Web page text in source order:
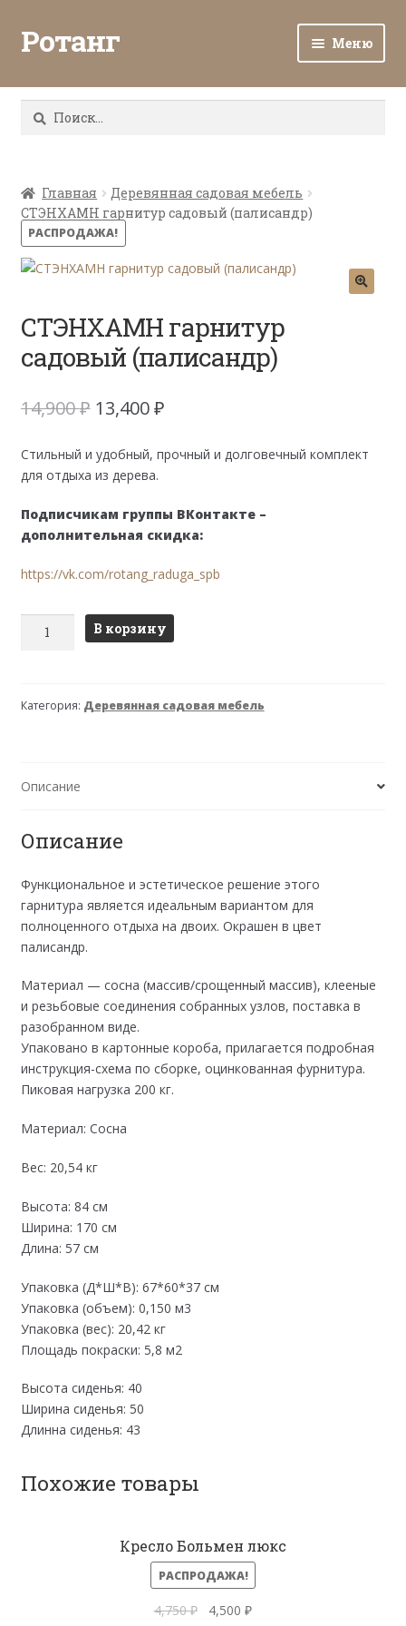
Ротанг Меню
Каталог
Все о ротанге
Ротанг оптом
Контакты
Найти:
Главная
Деревянная садовая мебель
СТЭНХАМН гарнитур садовый (палисандр)
РАСПРОДАЖА!
СТЭНХАМН гарнитур
садовый (палисандр)
14,900₽ Первоначальная
составляла
14,900 ₽.
13,400₽Текущая
13,400 ₽.
Стильный и удобный, прочный и долговечный комплект
для отдыха из дерева.
Подписчикам группы ВКонтакте –
дополнительная скидка:
https://vk.com/rotang_raduga_spb
Количество
садовый
В корзину
Категория: Деревянная садовая мебель
Описание
Описание
Функциональное и эстетическое решение этого
гарнитура является идеальным вариантом для
полноценного отдыха на двоих. Окрашен в цвет
палисандр.
Материал — сосна (массив/срощенный массив), клееные
и резьбовые соединения собранных узлов, поставка в
разобранном виде.
Упаковано в картонные короба, прилагается подробная
инструкция-схема по сборке, оцинкованная фурнитура.
Пиковая нагрузка 200 кг.
Материал: Сосна
Вес: 20,54 кг
Высота: 84 см
Ширина: 170 см
Длина: 57 см
Упаковка (Д*Ш*В): 67*60*37 см
Упаковка (объем): 0,150 м3
Упаковка (вес): 20,42 кг
Площадь покраски: 5,8 м2
Высота сиденья: 40
Ширина сиденья: 50
Длинна сиденья: 43
Похожие товары
Кресло Больмен люкс
РАСПРОДАЖА!
4,750₽
Первоначальная
4,500₽Текущая